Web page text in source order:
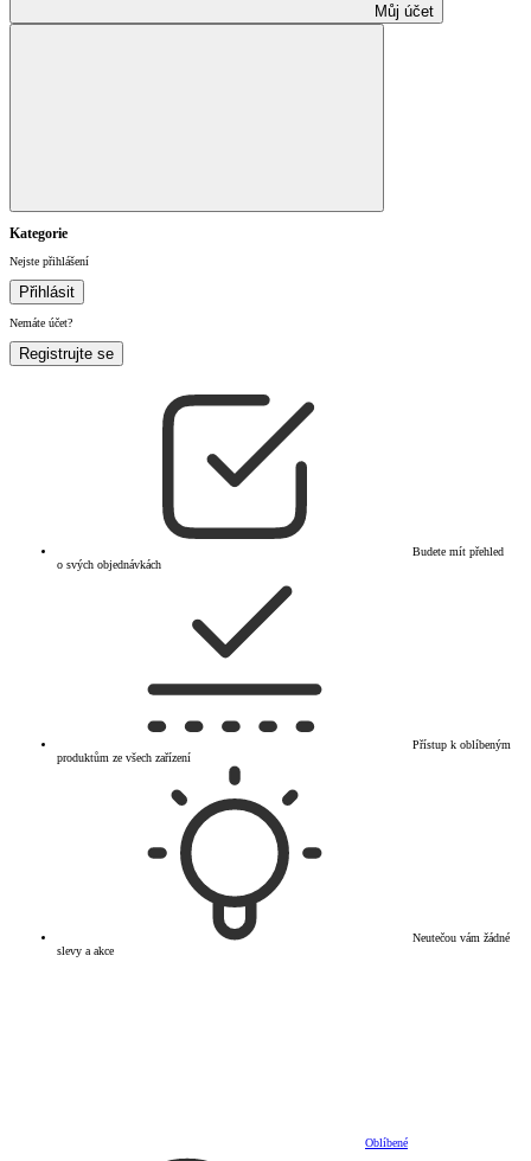
Můj účet
Kategorie
Nejste přihlášení
Přihlásit
Nemáte účet?
Registrujte se
Budete mít přehled
o svých objednávkách
Přístup k oblíbeným
produktům ze všech zařízení
Neutečou vám žádné
slevy a akce
Oblíbené